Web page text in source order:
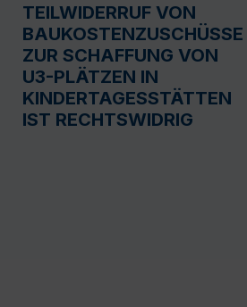
TEILWIDERRUF VON
BAUKOSTENZUSCHÜSSEN
ZUR SCHAFFUNG VON
U3-PLÄTZEN IN
KINDERTAGESSTÄTTEN
IST RECHTSWIDRIG